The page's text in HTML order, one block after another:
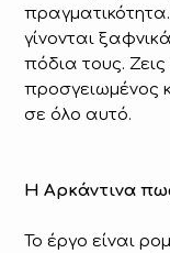
γίνονται
πόδια τους. Ζεις
προσγειωμένος
σε όλο αυτό.
Η Αρκάντινα
Το έργο είναι